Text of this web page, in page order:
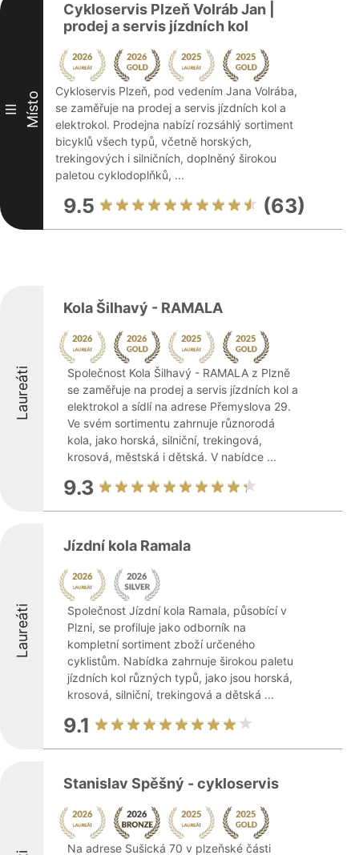
III Místo
Cykloservis Plzeň Volráb Jan |
prodej a servis jízdních kol
Cykloservis Plzeň, pod vedením Jana Volrába,
se zaměřuje na prodej a servis jízdních kol a
elektrokol. Prodejna nabízí rozsáhlý sortiment
bicyklů všech typů, včetně horských,
trekingových i silničních, doplněný širokou
paletou cyklodoplňků, ...
9.5 (63)
Laureáti
Kola Šilhavý - RAMALA
Společnost Kola Šilhavý - RAMALA z Plzně
se zaměřuje na prodej a servis jízdních kol a
elektrokol a sídlí na adrese Přemyslova 29.
Ve svém sortimentu zahrnuje různorodá
kola, jako horská, silniční, trekingová,
krosová, městská i dětská. V nabídce ...
9.3
Laureáti
Jízdní kola Ramala
Společnost Jízdní kola Ramala, působící v
Plzni, se profiluje jako odborník na
kompletní sortiment zboží určeného
cyklistům. Nabídka zahrnuje širokou paletu
jízdních kol různých typů, jako jsou horská,
krosová, silniční, trekingová a dětská ...
9.1
Stanislav Spěšný - cykloservis
Na adrese Sušická 70 v plzeňské části